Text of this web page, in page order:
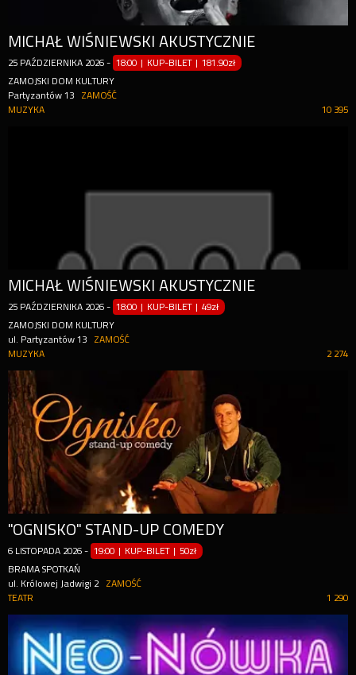
MICHAŁ WIŚNIEWSKI AKUSTYCZNIE
25 PAŹDZIERNIKA 2026 - 18:00 | KUP-BILET |181.90zł
ZAMOJSKI DOM KULTURY
Partyzantów 13
ZAMOŚĆ
10 395
MUZYKA
MICHAŁ WIŚNIEWSKI AKUSTYCZNIE
25 PAŹDZIERNIKA 2026 - 18:00 | KUP-BILET |49zł
ZAMOJSKI DOM KULTURY
ul. Partyzantów 13
ZAMOŚĆ
2 274
MUZYKA
"OGNISKO" STAND-UP COMEDY
6 LISTOPADA 2026 - 19:00 | KUP-BILET | 50zł
BRAMA SPOTKAŃ
ul. Królowej Jadwigi 2
ZAMOŚĆ
1 290
TEATR